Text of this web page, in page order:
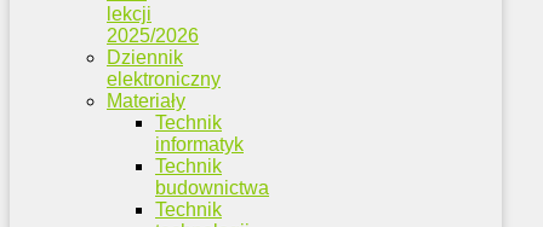
lekcji
2025/2026
Dziennik
elektroniczny
Materiały
Technik
informatyk
Technik
budownictwa
Technik